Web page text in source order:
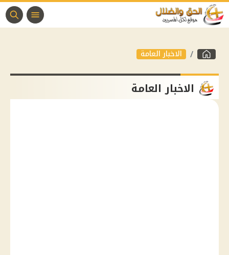
الاخبار العامة
الاخبار العامة